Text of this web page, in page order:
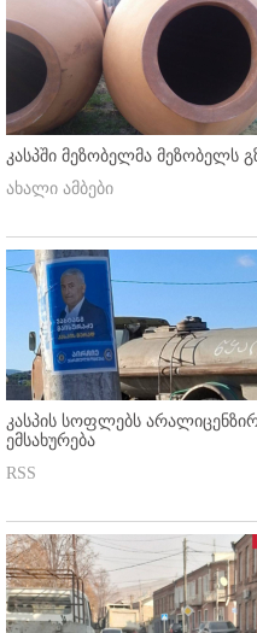
კასპში მეზობელმა მეზობელს
ახალი ამბები
კასპის სოფლებს
ემსახურება
RSS